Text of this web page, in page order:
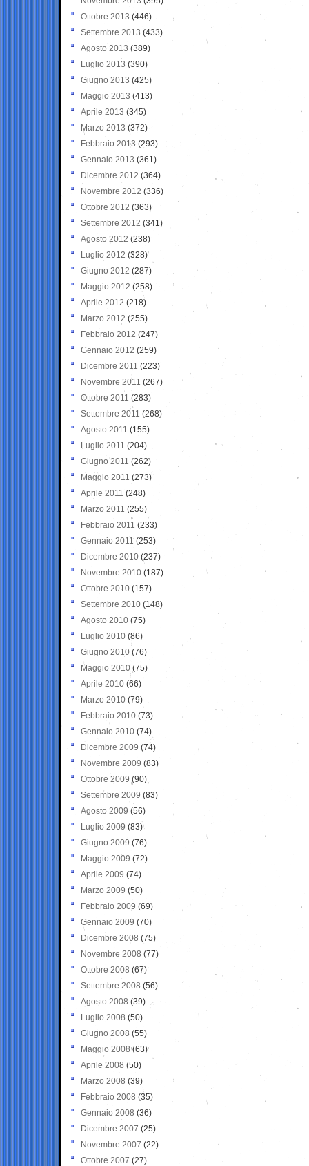
Ottobre 2013 (446)
Settembre 2013 (433)
Agosto 2013 (389)
Luglio 2013 (390)
Giugno 2013 (425)
Maggio 2013 (413)
Aprile 2013 (345)
Marzo 2013 (372)
Febbraio 2013 (293)
Gennaio 2013 (361)
Dicembre 2012 (364)
Novembre 2012 (336)
Ottobre 2012 (363)
Settembre 2012 (341)
Agosto 2012 (238)
Luglio 2012 (328)
Giugno 2012 (287)
Maggio 2012 (258)
Aprile 2012 (218)
Marzo 2012 (255)
Febbraio 2012 (247)
Gennaio 2012 (259)
Dicembre 2011 (223)
Novembre 2011 (267)
Ottobre 2011 (283)
Settembre 2011 (268)
Agosto 2011 (155)
Luglio 2011 (204)
Giugno 2011 (262)
Maggio 2011 (273)
Aprile 2011 (248)
Marzo 2011 (255)
Febbraio 2011 (233)
Gennaio 2011 (253)
Dicembre 2010 (237)
Novembre 2010 (187)
Ottobre 2010 (157)
Settembre 2010 (148)
Agosto 2010 (75)
Luglio 2010 (86)
Giugno 2010 (76)
Maggio 2010 (75)
Aprile 2010 (66)
Marzo 2010 (79)
Febbraio 2010 (73)
Gennaio 2010 (74)
Dicembre 2009 (74)
Novembre 2009 (83)
Ottobre 2009 (90)
Settembre 2009 (83)
Agosto 2009 (56)
Luglio 2009 (83)
Giugno 2009 (76)
Maggio 2009 (72)
Aprile 2009 (74)
Marzo 2009 (50)
Febbraio 2009 (69)
Gennaio 2009 (70)
Dicembre 2008 (75)
Novembre 2008 (77)
Ottobre 2008 (67)
Settembre 2008 (56)
Agosto 2008 (39)
Luglio 2008 (50)
Giugno 2008 (55)
Maggio 2008(63)
Aprile 2008 (50)
Marzo 2008 (39)
Febbraio 2008 (35)
Gennaio 2008 (36)
Dicembre 2007 (25)
Novembre 2007 (22)
Ottobre 2007 (27)